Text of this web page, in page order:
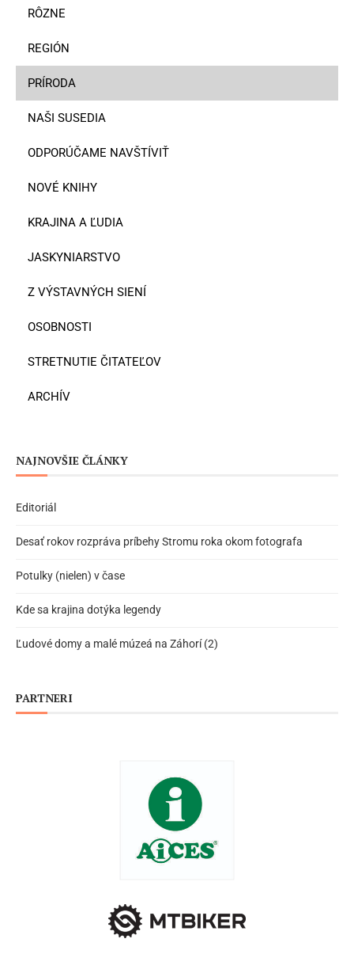
RÔZNE
REGIÓN
PRÍRODA
NAŠI SUSEDIA
ODPORÚČAME NAVŠTÍVIŤ
NOVÉ KNIHY
KRAJINA A ĽUDIA
JASKYNIARSTVO
Z VÝSTAVNÝCH SIENÍ
OSOBNOSTI
STRETNUTIE ČITATEĽOV
ARCHÍV
NAJNOVŠIE ČLÁNKY
Editoriál
Desať rokov rozpráva príbehy Stromu roka okom fotografa
Potulky (nielen) v čase
Kde sa krajina dotýka legendy
Ľudové domy a malé múzeá na Záhorí (2)
PARTNERI